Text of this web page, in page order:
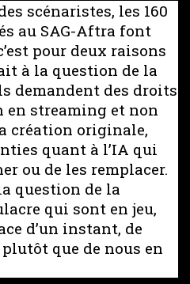
scénaristes, les 160
au SAG-Aftra font
pour deux raisons
à la question de la
demandent des droits
streaming et non
création originale,
quant à l’IA qui
ou de les remplacer.
question de la
qui sont en jeu,
d’un instant, de
que de nous en